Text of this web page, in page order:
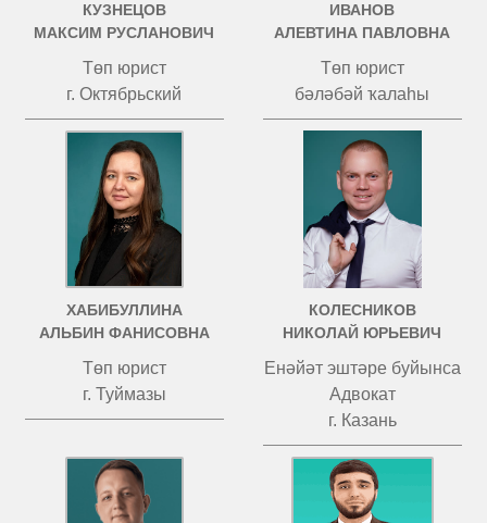
КУЗНЕЦОВ
МАКСИМ РУСЛАНОВИЧ
Төп юрист
г. Октябрьский
ИВАНОВ
АЛЕВТИНА ПАВЛОВНА
Төп юрист
бәләбәй ҡалаһы
ХАБИБУЛЛИНА
АЛЬБИН ФАНИСОВНА
Төп юрист
г. Туймазы
КОЛЕСНИКОВ
НИКОЛАЙ ЮРЬЕВИЧ
Енәйәт эштәре буйынса
Адвокат
г. Казань